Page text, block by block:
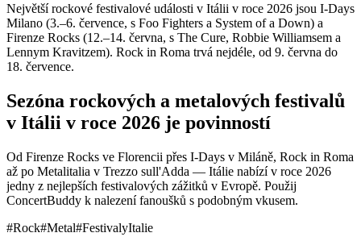
Největší rockové festivalové události v Itálii v roce 2026 jsou I-Days
Milano (3.–6. července, s Foo Fighters a System of a Down) a
Firenze Rocks (12.–14. června, s The Cure, Robbie Williamsem a
Lennym Kravitzem). Rock in Roma trvá nejdéle, od 9. června do
18. července.
Sezóna rockových a metalových festivalů
v Itálii v roce 2026 je povinností
Od Firenze Rocks ve Florencii přes I-Days v Miláně, Rock in Roma
až po Metalitalia v Trezzo sull'Adda — Itálie nabízí v roce 2026
jedny z nejlepších festivalových zážitků v Evropě. Použij
ConcertBuddy k nalezení fanoušků s podobným vkusem.
#Rock#Metal#FestivalyItalie